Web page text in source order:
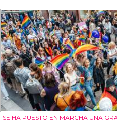
SE HA PUESTO EN MARCHA UNA